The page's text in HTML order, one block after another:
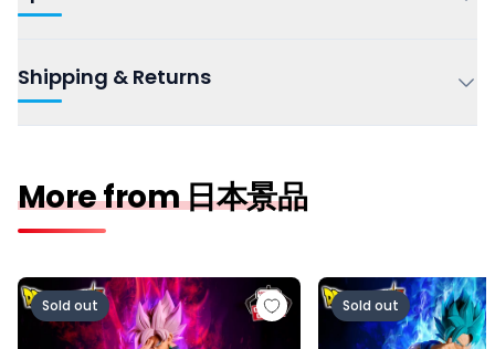
Shipping & Returns
More from 日本景品
ドラゴンボール超 MATCH MAKERS ゴクウブラック-超サ
Sold out
ドラゴンボール超
Sold out